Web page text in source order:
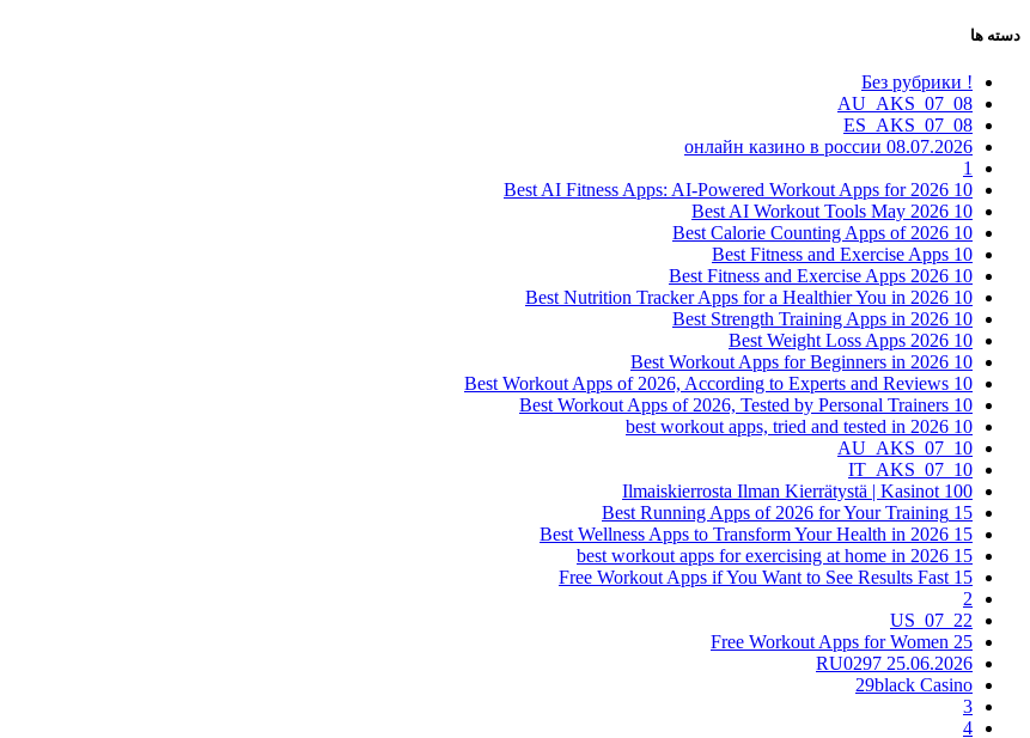
دسته ها
! Без рубрики
08_07_AU_AKS
08_07_ES_AKS
08.07.2026 онлайн казино в россии
1
10 Best AI Fitness Apps: AI-Powered Workout Apps for 2026
10 Best AI Workout Tools May 2026
10 Best Calorie Counting Apps of 2026
10 Best Fitness and Exercise Apps
10 Best Fitness and Exercise Apps 2026
10 Best Nutrition Tracker Apps for a Healthier You in 2026
10 Best Strength Training Apps in 2026
10 Best Weight Loss Apps 2026
10 Best Workout Apps for Beginners in 2026
10 Best Workout Apps of 2026, According to Experts and Reviews
10 Best Workout Apps of 2026, Tested by Personal Trainers
10 best workout apps, tried and tested in 2026
10_07_AU_AKS
10_07_IT_AKS
100 Ilmaiskierrosta Ilman Kierrätystä | Kasinot
15 Best Running Apps of 2026 for Your Training
15 Best Wellness Apps to Transform Your Health in 2026
15 best workout apps for exercising at home in 2026
15 Free Workout Apps if You Want to See Results Fast
2
22_07_US
25 Free Workout Apps for Women
25.06.2026 RU0297
29black Casino
3
4